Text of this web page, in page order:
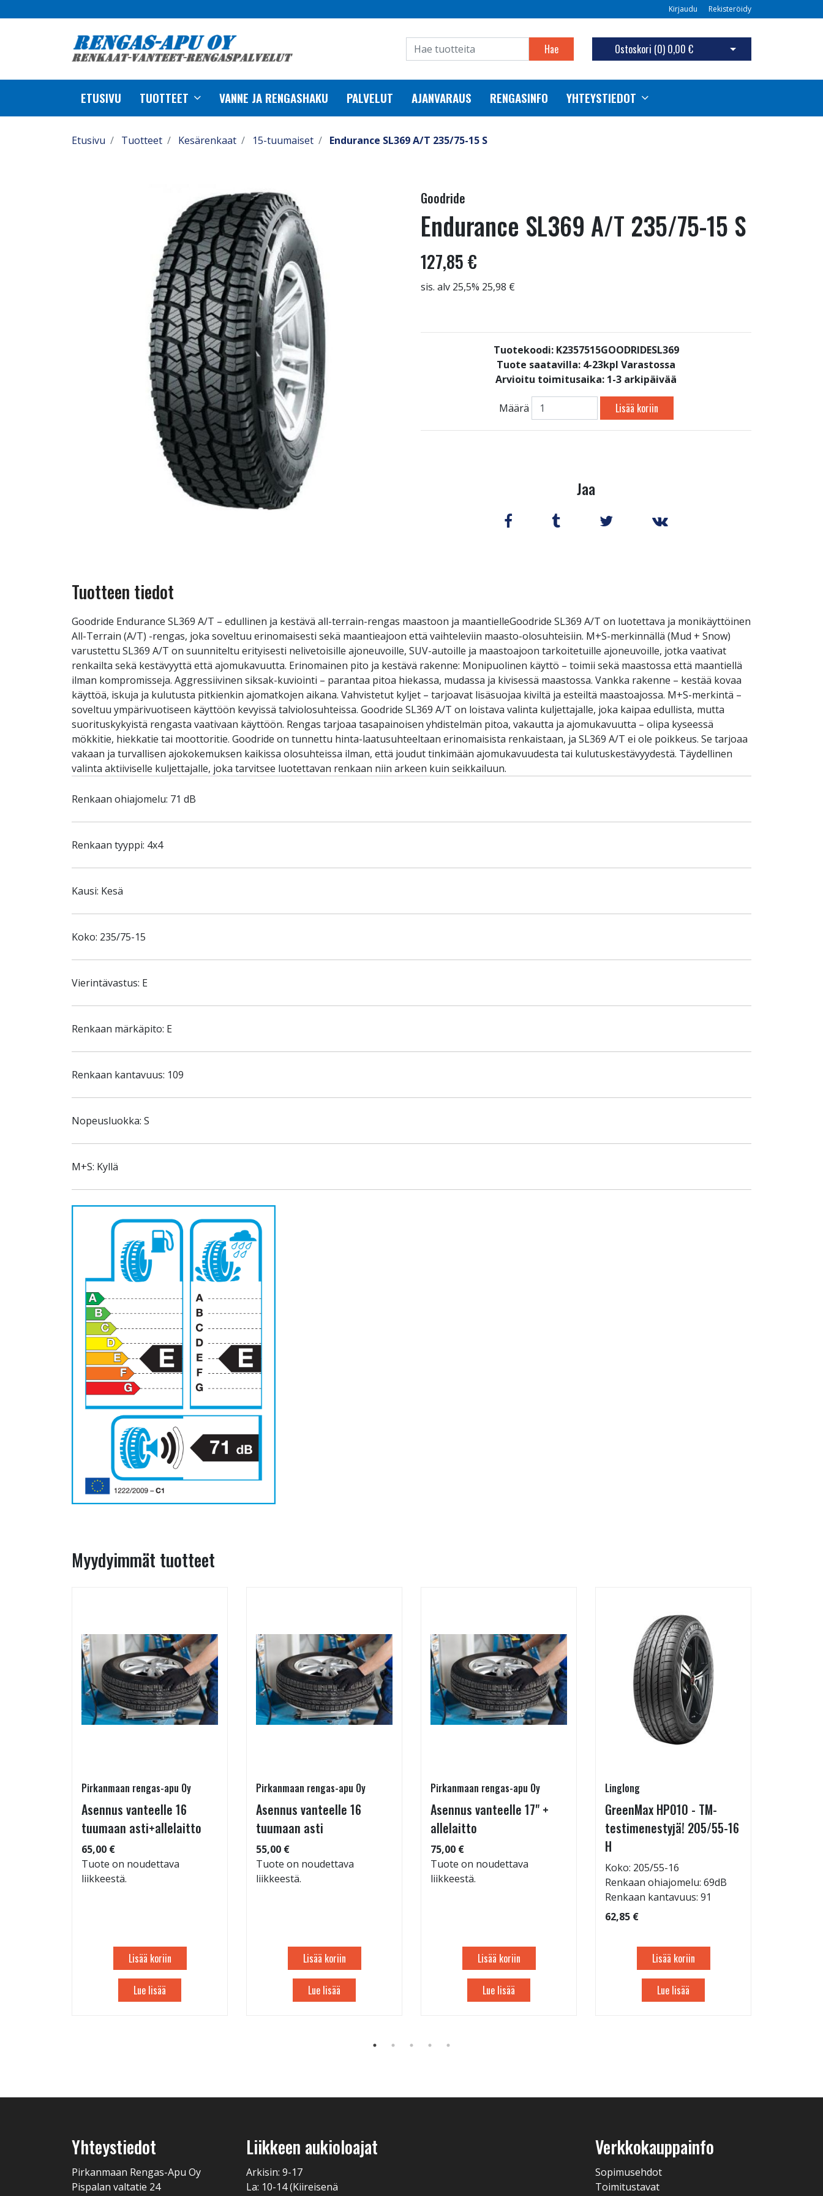
Kirjaudu Rekisteröidy
Hae Ostoskori (0) 0,00 € Avaa ostoskori
ETUSIVU TUOTTEET VANNE JA RENGASHAKU PALVELUT AJANVARAUS RENGASINFO YHTEYSTIEDOT
Etusivu Tuotteet Kesärenkaat 15-tuumaiset Endurance SL369 A/T 235/75-15 S
Goodride
Endurance SL369 A/T 235/75-15 S
127,85 €
sis. alv 25,5% 25,98 €
Tuotekoodi: K2357515GOODRIDESL369
Tuote saatavilla: 4-23kpl Varastossa
Arvioitu toimitusaika: 1-3 arkipäivää
Määrä Lisää koriin
Jaa
Tuotteen tiedot
Goodride Endurance SL369 A/T – edullinen ja kestävä all-terrain-rengas maastoon ja maantielleGoodride SL369 A/T on luotettava ja monikäyttöinen
All-Terrain (A/T) -rengas, joka soveltuu erinomaisesti sekä maantieajoon että vaihteleviin maasto-olosuhteisiin. M+S-merkinnällä (Mud + Snow)
varustettu SL369 A/T on suunniteltu erityisesti nelivetoisille ajoneuvoille, SUV-autoille ja maastoajoon tarkoitetuille ajoneuvoille, jotka vaativat
renkailta sekä kestävyyttä että ajomukavuutta. Erinomainen pito ja kestävä rakenne: Monipuolinen käyttö – toimii sekä maastossa että maantiellä
ilman kompromisseja. Aggressiivinen siksak-kuviointi – parantaa pitoa hiekassa, mudassa ja kivisessä maastossa. Vankka rakenne – kestää kovaa
käyttöä, iskuja ja kulutusta pitkienkin ajomatkojen aikana. Vahvistetut kyljet – tarjoavat lisäsuojaa kiviltä ja esteiltä maastoajossa. M+S-merkintä –
soveltuu ympärivuotiseen käyttöön kevyissä talviolosuhteissa. Goodride SL369 A/T on loistava valinta kuljettajalle, joka kaipaa edullista, mutta
suorituskykyistä rengasta vaativaan käyttöön. Rengas tarjoaa tasapainoisen yhdistelmän pitoa, vakautta ja ajomukavuutta – olipa kyseessä
mökkitie, hiekkatie tai moottoritie. Goodride on tunnettu hinta-laatusuhteeltaan erinomaisista renkaistaan, ja SL369 A/T ei ole poikkeus. Se tarjoaa
vakaan ja turvallisen ajokokemuksen kaikissa olosuhteissa ilman, että joudut tinkimään ajomukavuudesta tai kulutuskestävyydestä. Täydellinen
valinta aktiiviselle kuljettajalle, joka tarvitsee luotettavan renkaan niin arkeen kuin seikkailuun.
Renkaan ohiajomelu: 71 dB
Renkaan tyyppi: 4x4
Kausi: Kesä
Koko: 235/75-15
Vierintävastus: E
Renkaan märkäpito: E
Renkaan kantavuus: 109
Nopeusluokka: S
M+S: Kyllä
Myydyimmät tuotteet
Pirkanmaan rengas-apu Oy
Asennus vanteelle 16
tuumaan asti+allelaitto
65,00 €
Tuote on noudettava
liikkeestä.
Lisää koriin
Lue lisää
Pirkanmaan rengas-apu Oy
Asennus vanteelle 16
tuumaan asti
55,00 €
Tuote on noudettava
liikkeestä.
Lisää koriin
Lue lisää
Pirkanmaan rengas-apu Oy
Asennus vanteelle 17" +
allelaitto
75,00 €
Tuote on noudettava
liikkeestä.
Lisää koriin
Lue lisää
Linglong
GreenMax HP010 - TM-
testimenestyjä! 205/55-16
H
Koko: 205/55-16
Renkaan ohiajomelu: 69dB
Renkaan kantavuus: 91
62,85 €
Lisää koriin
Lue lisää
Yhteystiedot
Pirkanmaan Rengas-Apu Oy
Pispalan valtatie 24
Liikkeen aukioloajat
Arkisin: 9-17
La: 10-14 (Kiireisenä
Verkkokauppainfo
Sopimusehdot
Toimitustavat